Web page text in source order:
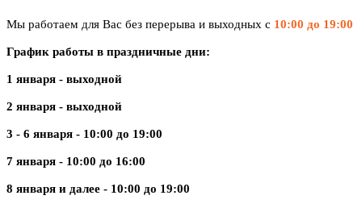
Мы работаем для Вас без перерыва и выходных с 10:00 до 19:00
График работы в праздничные дни:
1 января - выходной
2 января - выходной
3 - 6 января - 10:00 до 19:00
7 января - 10:00 до 16:00
8 января и далее - 10:00 до 19:00